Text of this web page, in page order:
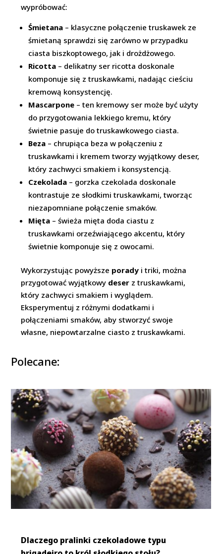
wypróbować:
Śmietana – klasyczne połączenie truskawek ze
śmietaną sprawdzi się zarówno w przypadku
ciasta biszkoptowego, jak i drożdżowego.
Ricotta – delikatny ser ricotta doskonale
komponuje się z truskawkami, nadając cieściu
kremową konsystencję.
Mascarpone – ten kremowy ser może być użyty
do przygotowania lekkiego kremu, który
świetnie pasuje do truskawkowego ciasta.
Beza – chrupiąca beza w połączeniu z
truskawkami i kremem tworzy wyjątkowy deser,
który zachwyci smakiem i konsystencją.
Czekolada – gorzka czekolada doskonale
kontrastuje ze słodkimi truskawkami, tworząc
niezapomniane połączenie smaków.
Mięta – świeża mięta doda ciastu z
truskawkami orzeźwiającego akcentu, który
świetnie komponuje się z owocami.
Wykorzystując powyższe porady i triki, można
przygotować wyjątkowy deser z truskawkami,
który zachwyci smakiem i wyglądem.
Eksperymentuj z różnymi dodatkami i
połączeniami smaków, aby stworzyć swoje
własne, niepowtarzalne ciasto z truskawkami.
Polecane:
Dlaczego pralinki czekoladowe typu